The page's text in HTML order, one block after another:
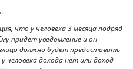
что у человека 3 месяца подряд
придет уведомление и он
должно будет предоставить
дохода нет или доход